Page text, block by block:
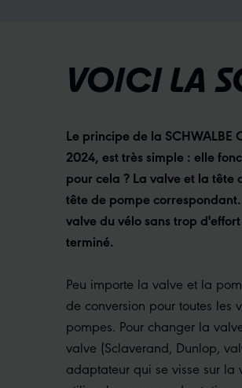
VOICI LA
Le principe de la SCHWALBE
2024, est très simple : elle
pour cela ? La valve et la
tête de pompe
valve du vélo sans trop
terminé.
Peu importe la valve et la
de conversion pour toutes les
pompes. Pour changer la
valve (Sclaverand, Dunlop,
adaptateur qui se visse sur